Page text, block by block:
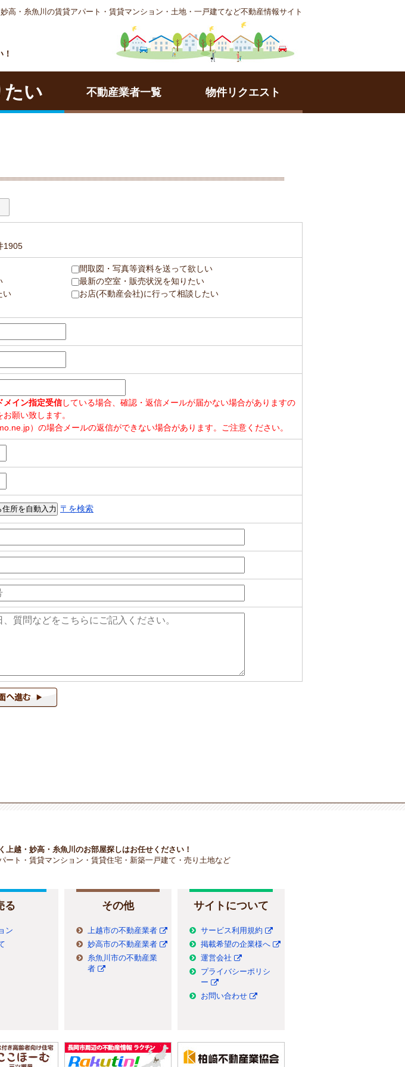
高・糸魚川の賃貸アパート・賃貸マンション・土地・一戸建てなど不動産情報サイト
たい 不動産業者一覧 物件リクエスト
1905
間取図・写真等資料を送って欲しい
最新の空室・販売状況を知りたい
い
お店(不動産会社)に行って相談したい
メイン指定受信している場合、確認・返信メールが届かない場合がありますの
願い致します。
）の場合メールの返信ができない場合があります。ご注意ください。
〒を検索
上越・妙高・糸魚川のお部屋探しはお任せください！
ート・賃貸マンション・賃貸住宅・新築一戸建て・売り土地など
る
ン
その他
上越市の不動産業者
妙高市の不動産業者
糸魚川市の不動産業
者
サイトについて
サービス利用規約
掲載希望の企業様へ
運営会社
プライバシーポリシ
ー
お問い合わせ